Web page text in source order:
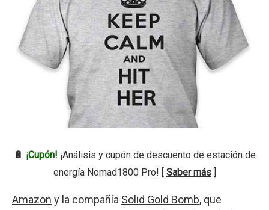
🔋 ¡Cupón! ¡Análisis y cupón de descuento de estación de
energía Nomad1800 Pro! [ Saber más]
Amazon y la compañía Solid Gold Bomb, que